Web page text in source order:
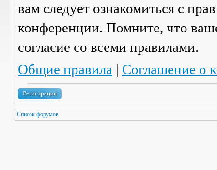
вам следует ознакомиться с
конференции. Помните, что
согласие со всеми правилами.
Общие правила | Соглашение о
Регистрация
Список форумов